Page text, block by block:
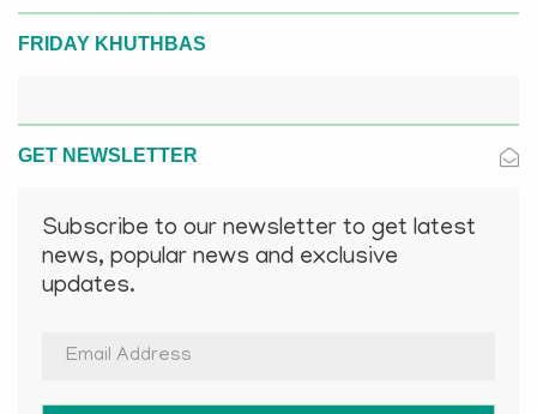
FRIDAY KHUTHBAS
GET NEWSLETTER
Subscribe to our newsletter to get latest
news, popular news and exclusive
updates.